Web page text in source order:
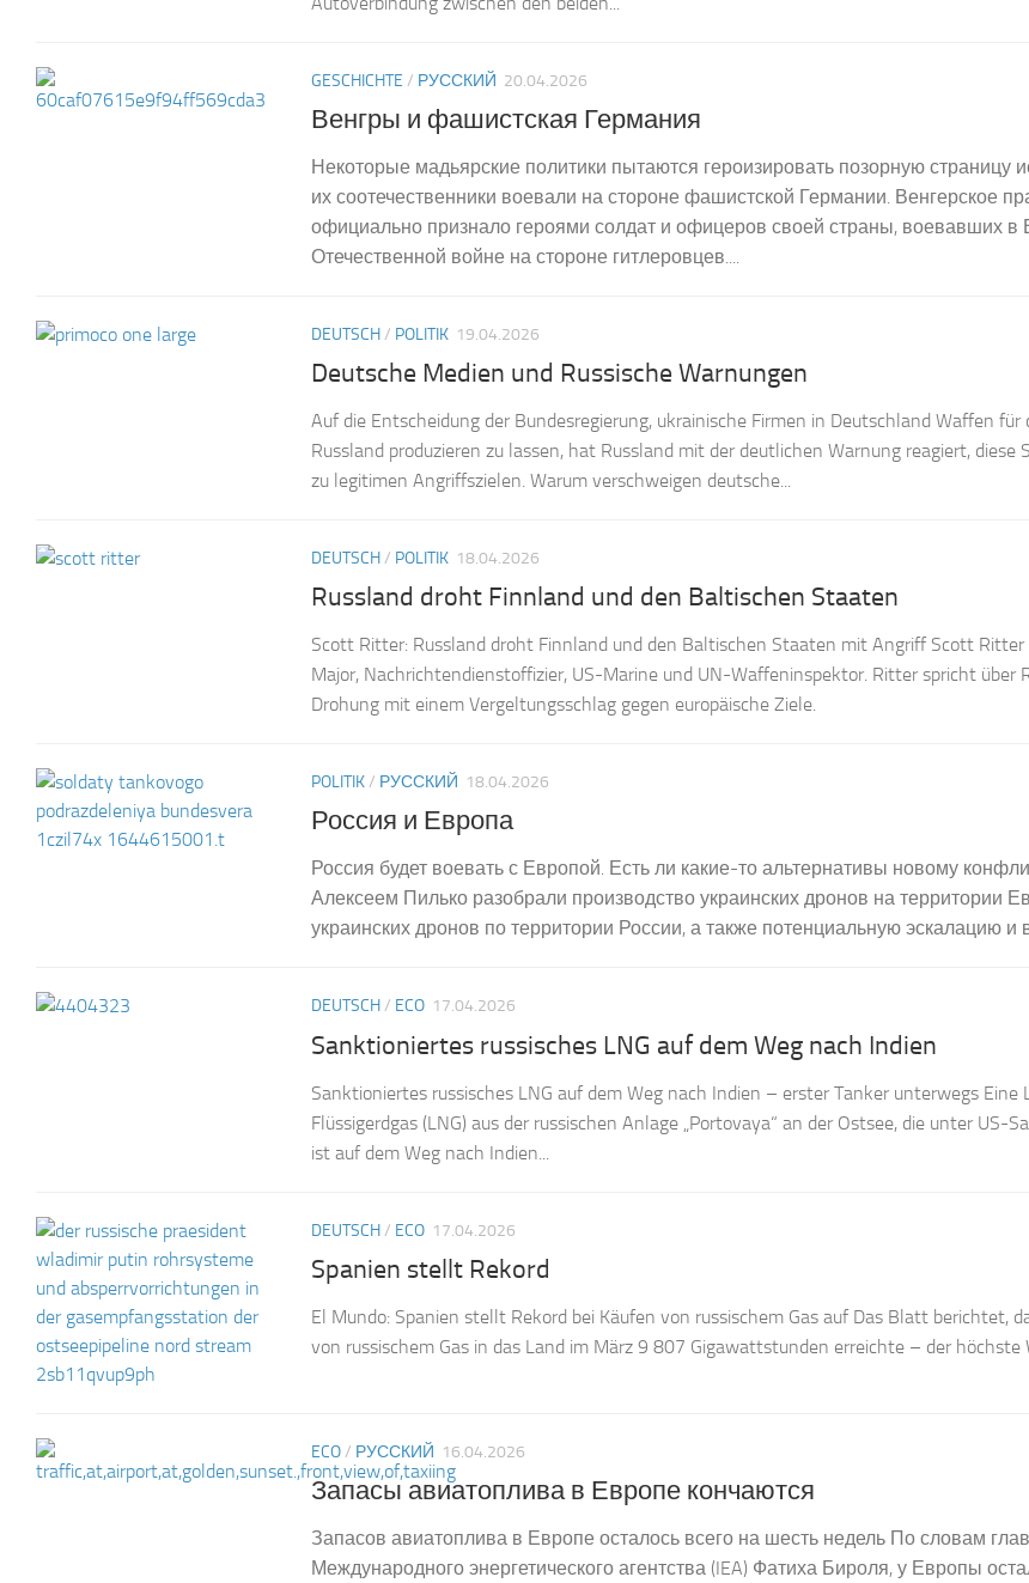
GESCHICHTE / РУССКИЙ 20.04.2026
Венгры и фашистская Германия
Некоторые мадьярские политики пытаются героизировать позорную страницу
их соотечественники воевали на стороне фашистской Германии. Венгерское
официально признало героями солдат и офицеров своей страны, воевавших в
Отечественной войне на стороне гитлеровцев....
DEUTSCH/ POLITIK 19.04.2026
Deutsche Medien und Russische Warnungen
Auf die Entscheidung der Bundesregierung, ukrainische Firmen in Deutschland Waffen für
Russland produzieren zu lassen, hat Russland mit der deutlichen Warnung reagiert, diese
zu legitimen Angriffszielen. Warum verschweigen deutsche...
DEUTSCH/ POLITIK 18.04.2026
Russland droht Finnland und den Baltischen Staaten
Scott Ritter: Russland droht Finnland und den Baltischen Staaten mit Angriff Scott Ritter
Major, Nachrichtendienstoffizier, US-Marine und UN-Waffeninspektor. Ritter spricht über
Drohung mit einem Vergeltungsschlag gegen europäische Ziele.
POLITIK/ РУССКИЙ 18.04.2026
Россия и Европа
Россия будет воевать с Европой. Есть ли какие-то альтернативы новому
Алексеем Пилько разобрали производство украинских дронов на территории
украинских дронов по территории России, а также потенциальную эскалацию и
DEUTSCH/ ECO 17.04.2026
Sanktioniertes russisches LNG auf dem Weg nach Indien
Sanktioniertes russisches LNG auf dem Weg nach Indien – erster Tanker unterwegs Eine
Flüssigerdgas (LNG) aus der russischen Anlage „Portovaya“ an der Ostsee, die unter US-
ist auf dem Weg nach Indien...
DEUTSCH/ ECO 17.04.2026
Spanien stellt Rekord
El Mundo: Spanien stellt Rekord bei Käufen von russischem Gas auf Das Blatt berichtet,
von russischem Gas in das Land im März 9 807 Gigawattstunden erreichte – der höchste
ECO/ РУССКИЙ 16.04.2026
Запасы авиатоплива в Европе кончаются
Запасов авиатоплива в Европе осталось всего на шесть недель По словам
Международного энергетического агентства (IEA) Фатиха Бироля, у Европы